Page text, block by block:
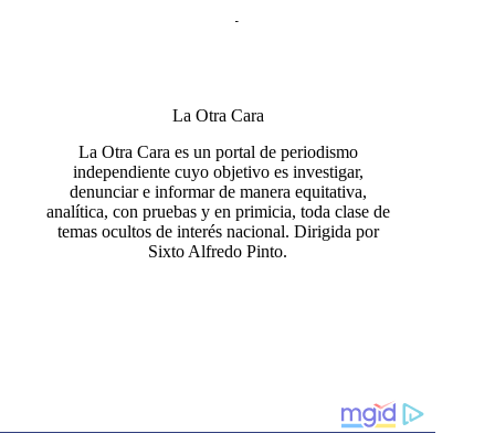
La Otra Cara
La Otra Cara es un portal de periodismo
independiente cuyo objetivo es investigar,
denunciar e informar de manera equitativa,
analítica, con pruebas y en primicia, toda clase de
temas ocultos de interés nacional. Dirigida por
Sixto Alfredo Pinto.